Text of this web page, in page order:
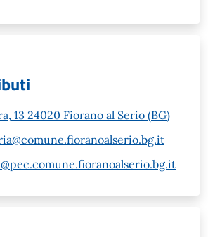
13 24020 Fiorano al Serio (BG)